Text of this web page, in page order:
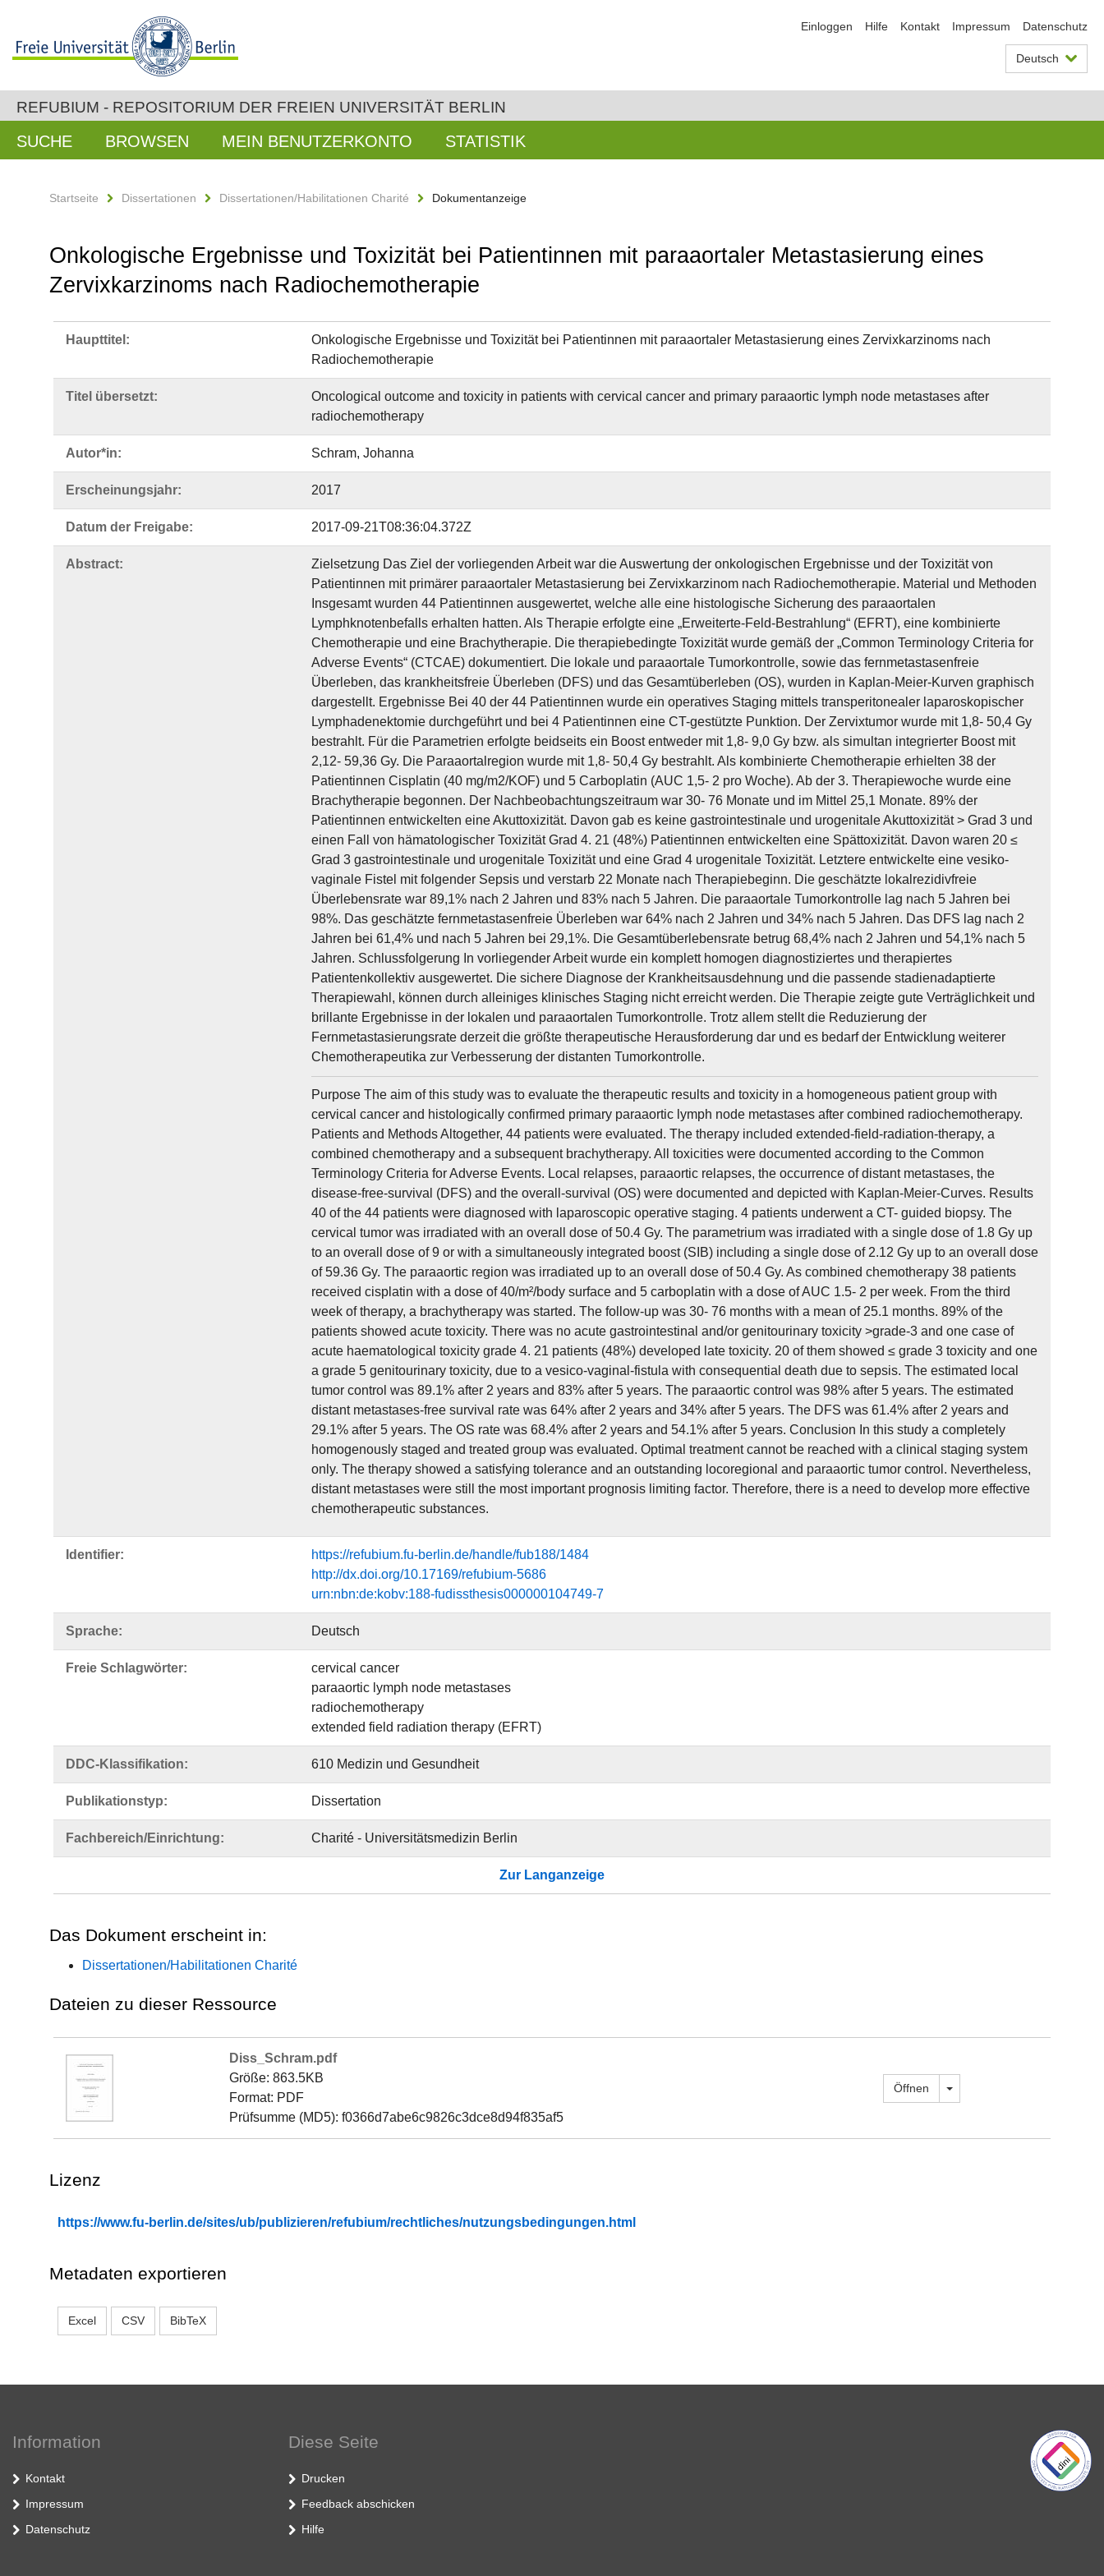
Einloggen Hilfe Kontakt Impressum Datenschutz
Deutsch
REFUBIUM - REPOSITORIUM DER FREIEN UNIVERSITÄT BERLIN
SUCHE BROWSEN MEIN BENUTZERKONTO STATISTIK
Startseite Dissertationen Dissertationen/Habilitationen Charité Dokumentanzeige
Onkologische Ergebnisse und Toxizität bei Patientinnen mit paraaortaler Metastasierung eines
Zervixkarzinoms nach Radiochemotherapie
Haupttitel:
Onkologische Ergebnisse und Toxizität bei Patientinnen mit paraaortaler Metastasierung eines Zervixkarzinoms nach
Radiochemotherapie
Titel übersetzt:
Oncological outcome and toxicity in patients with cervical cancer and primary paraaortic lymph node metastases after
radiochemotherapy
Autor*in: Schram, Johanna
Erscheinungsjahr: 2017
Datum der Freigabe: 2017-09-21T08:36:04.372Z
Abstract:
Zielsetzung Das Ziel der vorliegenden Arbeit war die Auswertung der onkologischen Ergebnisse und der Toxizität von
Patientinnen mit primärer paraaortaler Metastasierung bei Zervixkarzinom nach Radiochemotherapie. Material und Methoden
Insgesamt wurden 44 Patientinnen ausgewertet, welche alle eine histologische Sicherung des paraaortalen
Lymphknotenbefalls erhalten hatten. Als Therapie erfolgte eine „Erweiterte-Feld-Bestrahlung“ (EFRT), eine kombinierte
Chemotherapie und eine Brachytherapie. Die therapiebedingte Toxizität wurde gemäß der „Common Terminology Criteria for
Adverse Events“ (CTCAE) dokumentiert. Die lokale und paraaortale Tumorkontrolle, sowie das fernmetastasenfreie
Überleben, das krankheitsfreie Überleben (DFS) und das Gesamtüberleben (OS), wurden in Kaplan-Meier-Kurven graphisch
dargestellt. Ergebnisse Bei 40 der 44 Patientinnen wurde ein operatives Staging mittels transperitonealer laparoskopischer
Lymphadenektomie durchgeführt und bei 4 Patientinnen eine CT-gestützte Punktion. Der Zervixtumor wurde mit 1,8- 50,4 Gy
bestrahlt. Für die Parametrien erfolgte beidseits ein Boost entweder mit 1,8- 9,0 Gy bzw. als simultan integrierter Boost mit
2,12- 59,36 Gy. Die Paraaortalregion wurde mit 1,8- 50,4 Gy bestrahlt. Als kombinierte Chemotherapie erhielten 38 der
Patientinnen Cisplatin (40 mg/m2/KOF) und 5 Carboplatin (AUC 1,5- 2 pro Woche). Ab der 3. Therapiewoche wurde eine
Brachytherapie begonnen. Der Nachbeobachtungszeitraum war 30- 76 Monate und im Mittel 25,1 Monate. 89% der
Patientinnen entwickelten eine Akuttoxizität. Davon gab es keine gastrointestinale und urogenitale Akuttoxizität > Grad 3 und
einen Fall von hämatologischer Toxizität Grad 4. 21 (48%) Patientinnen entwickelten eine Spättoxizität. Davon waren 20 ≤
Grad 3 gastrointestinale und urogenitale Toxizität und eine Grad 4 urogenitale Toxizität. Letztere entwickelte eine vesiko-
vaginale Fistel mit folgender Sepsis und verstarb 22 Monate nach Therapiebeginn. Die geschätzte lokalrezidivfreie
Überlebensrate war 89,1% nach 2 Jahren und 83% nach 5 Jahren. Die paraaortale Tumorkontrolle lag nach 5 Jahren bei
98%. Das geschätzte fernmetastasenfreie Überleben war 64% nach 2 Jahren und 34% nach 5 Jahren. Das DFS lag nach 2
Jahren bei 61,4% und nach 5 Jahren bei 29,1%. Die Gesamtüberlebensrate betrug 68,4% nach 2 Jahren und 54,1% nach 5
Jahren. Schlussfolgerung In vorliegender Arbeit wurde ein komplett homogen diagnostiziertes und therapiertes
Patientenkollektiv ausgewertet. Die sichere Diagnose der Krankheitsausdehnung und die passende stadienadaptierte
Therapiewahl, können durch alleiniges klinisches Staging nicht erreicht werden. Die Therapie zeigte gute Verträglichkeit und
brillante Ergebnisse in der lokalen und paraaortalen Tumorkontrolle. Trotz allem stellt die Reduzierung der
Fernmetastasierungsrate derzeit die größte therapeutische Herausforderung dar und es bedarf der Entwicklung weiterer
Chemotherapeutika zur Verbesserung der distanten Tumorkontrolle.
Purpose The aim of this study was to evaluate the therapeutic results and toxicity in a homogeneous patient group with
cervical cancer and histologically confirmed primary paraaortic lymph node metastases after combined radiochemotherapy.
Patients and Methods Altogether, 44 patients were evaluated. The therapy included extended-field-radiation-therapy, a
combined chemotherapy and a subsequent brachytherapy. All toxicities were documented according to the Common
Terminology Criteria for Adverse Events. Local relapses, paraaortic relapses, the occurrence of distant metastases, the
disease-free-survival (DFS) and the overall-survival (OS) were documented and depicted with Kaplan-Meier-Curves. Results
40 of the 44 patients were diagnosed with laparoscopic operative staging. 4 patients underwent a CT- guided biopsy. The
cervical tumor was irradiated with an overall dose of 50.4 Gy. The parametrium was irradiated with a single dose of 1.8 Gy up
to an overall dose of 9 or with a simultaneously integrated boost (SIB) including a single dose of 2.12 Gy up to an overall dose
of 59.36 Gy. The paraaortic region was irradiated up to an overall dose of 50.4 Gy. As combined chemotherapy 38 patients
received cisplatin with a dose of 40/m²/body surface and 5 carboplatin with a dose of AUC 1.5- 2 per week. From the third
week of therapy, a brachytherapy was started. The follow-up was 30- 76 months with a mean of 25.1 months. 89% of the
patients showed acute toxicity. There was no acute gastrointestinal and/or genitourinary toxicity >grade-3 and one case of
acute haematological toxicity grade 4. 21 patients (48%) developed late toxicity. 20 of them showed ≤ grade 3 toxicity and one
a grade 5 genitourinary toxicity, due to a vesico-vaginal-fistula with consequential death due to sepsis. The estimated local
tumor control was 89.1% after 2 years and 83% after 5 years. The paraaortic control was 98% after 5 years. The estimated
distant metastases-free survival rate was 64% after 2 years and 34% after 5 years. The DFS was 61.4% after 2 years and
29.1% after 5 years. The OS rate was 68.4% after 2 years and 54.1% after 5 years. Conclusion In this study a completely
homogenously staged and treated group was evaluated. Optimal treatment cannot be reached with a clinical staging system
only. The therapy showed a satisfying tolerance and an outstanding locoregional and paraaortic tumor control. Nevertheless,
distant metastases were still the most important prognosis limiting factor. Therefore, there is a need to develop more effective
chemotherapeutic substances.
Identifier:
https://refubium.fu-berlin.de/handle/fub188/1484
http://dx.doi.org/10.17169/refubium-5686
urn:nbn:de:kobv:188-fudissthesis000000104749-7
Sprache: Deutsch
Freie Schlagwörter:
cervical cancer
paraaortic lymph node metastases
radiochemotherapy
extended field radiation therapy (EFRT)
DDC-Klassifikation: 610 Medizin und Gesundheit
Publikationstyp: Dissertation
Fachbereich/Einrichtung: Charité - Universitätsmedizin Berlin
Zur Langanzeige
Das Dokument erscheint in:
Dissertationen/Habilitationen Charité
Dateien zu dieser Ressource
Diss_Schram.pdf
Größe: 863.5KB
Format: PDF
Prüfsumme (MD5): f0366d7abe6c9826c3dce8d94f835af5
Öffnen Dropdown öffnen
Lizenz
https://www.fu-berlin.de/sites/ub/publizieren/refubium/rechtliches/nutzungsbedingungen.html
Metadaten exportieren
Excel CSV BibTeX
Information
Kontakt
Impressum
Datenschutz
Diese Seite
Drucken
Feedback abschicken
Hilfe